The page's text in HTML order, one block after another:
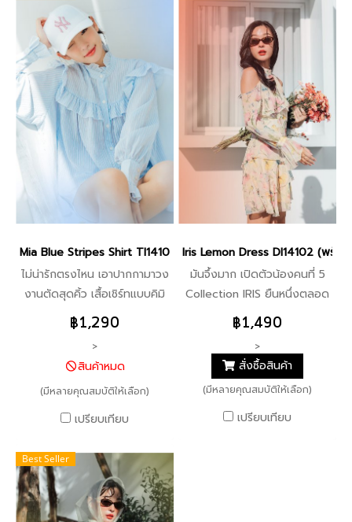
Mia Blue Stripes Shirt TI14101
ไม่น่ารักตรงไหน เอาปากกามาวง
งานตัดสุดคิ้ว เสื้อเชิร์ทแบบคิมิ
โนโต๊ะสุดๆ เสื้อแขนยาวมาพร้อม
ดีเทลคอปีน ลุคคุณหนู ระบาย
เพิ่มเลเยอร์ช่วงคอและแขนเสื้อ
น่ารักมุ้งมิ้งตามแบบฉบับสาว
ICYICY เพิ่มความสดใสด้วย
ระบายช่วงคอ และด้านหลัง ใส่
งก็เริ่ด ใส่ได้กับทุกโอกาสจริงๆ
น้า ไม่มีไม่ได้แล้ว F ด่วนเลยจ้า
฿1,290
>
สินค้าหมด
(มีหลายคุณสมบัติให้เลือก)
เปรียบเทียบ
Iris Lemon Dress DI14102 (พร้อ
มันจึ้งมาก เปิดตัวน้องคนที่ 5
Collection IRIS ยืนหนึ่งตลอด
กาล กับ Dress Signature ของ
icyicy การันตีความสวยขับผิว
ออร่ากระจาย สวยสมการรอคอย
ที่สุด แพทเทิร์นสวยเปะ น่ารัก
สุด!! ผ้าพิมพ์ลายพิเศษเฉพาะ
icyicy เท่านั้น!! เนื้อผ้าดี ลายผ้า
฿1,490
>
สั่งซื้อสินค้า
(มีหลายคุณสมบัติให้เลือก)
เปรียบเทียบ
Best Seller